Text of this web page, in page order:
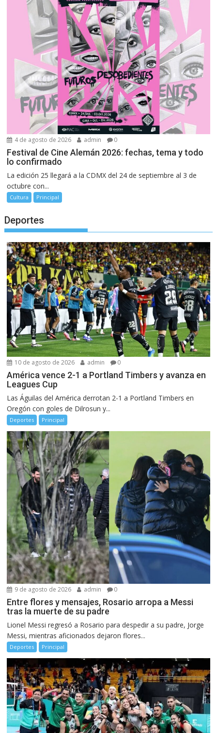
4 de agosto de 2026 admin 0
Festival de Cine Alemán 2026: fechas, tema y todo
lo confirmado
La edición 25 llegará a la CDMX del 24 de septiembre al 3 de
octubre con...
Cultura Principal
Deportes
10 de agosto de 2026 admin 0
América vence 2-1 a Portland Timbers y avanza en
Leagues Cup
Las Águilas del América derrotan 2-1 a Portland Timbers en
Oregón con goles de Dilrosun y...
Deportes Principal
9 de agosto de 2026 admin 0
Entre flores y mensajes, Rosario arropa a Messi
tras la muerte de su padre
Lionel Messi regresó a Rosario para despedir a su padre, Jorge
Messi, mientras aficionados dejaron flores...
Deportes Principal